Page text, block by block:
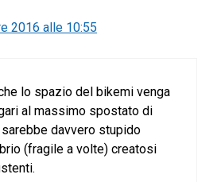
2016 alle 10:55
lo spazio del bikemi venga
al massimo spostato di
davvero stupido
(fragile a volte) creatosi